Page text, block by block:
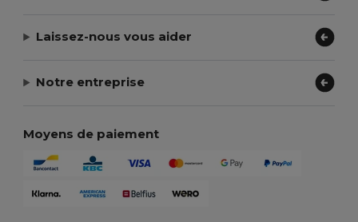
Laissez-nous vous aider
Notre entreprise
Moyens de paiement